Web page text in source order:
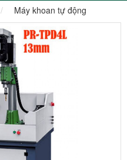
Máy khoan tự động